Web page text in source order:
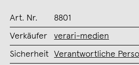
Art. Nr. 8801
Verkäufer verari-medien
Sicherheit Verantwortliche